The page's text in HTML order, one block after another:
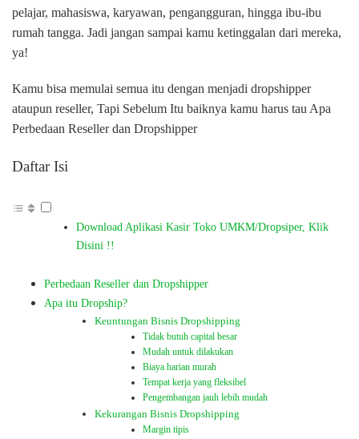
pelajar, mahasiswa, karyawan, pengangguran, hingga ibu-ibu
rumah tangga. Jadi jangan sampai kamu ketinggalan dari mereka,
ya!
Kamu bisa memulai semua itu dengan menjadi dropshipper
ataupun reseller, Tapi Sebelum Itu baiknya kamu harus tau Apa
Perbedaan Reseller dan Dropshipper
Daftar Isi
Download Aplikasi Kasir Toko UMKM/Dropsiper, Klik
Disini !!
Perbedaan Reseller dan Dropshipper
Apa itu Dropship?
Keuntungan Bisnis Dropshipping
Tidak butuh capital besar
Mudah untuk dilakukan
Biaya harian murah
Tempat kerja yang fleksibel
Pengembangan jauh lebih mudah
Kekurangan Bisnis Dropshipping
Margin tipis